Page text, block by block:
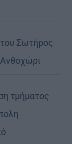
Σωτήρος
τμήματος